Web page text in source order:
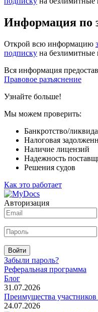
Информация по
Открой всю информацию
подписку на безлимитные
Вся информация
Правовое разъяснение
Узнайте больше!
Мы можем проверить:
Банкротство/
Налоговая
Наличие лицензий
Надежность
Решения судов
Как это работает
Авторизация
Войти
Забыли пароль?
Реферальная программа
Блог
31.07.2026
Преимущества
24.07.2026